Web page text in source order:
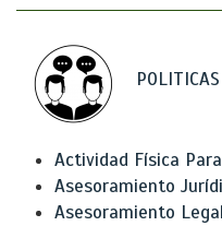
Actividad Física
Asesoramiento
Asesoramiento